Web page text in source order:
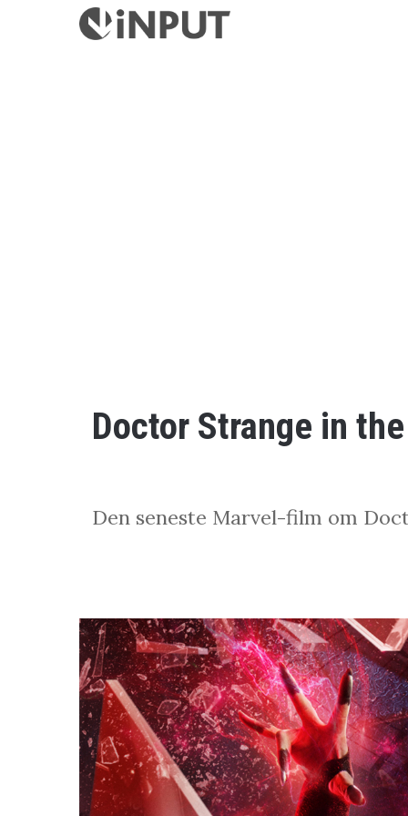
Doctor Strange in
Den seneste Marvel-film om